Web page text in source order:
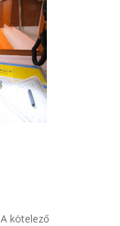
A kötelező